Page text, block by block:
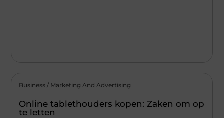
Business / Marketing And Advertising
Online tablethouders kopen: Zaken om op
te letten